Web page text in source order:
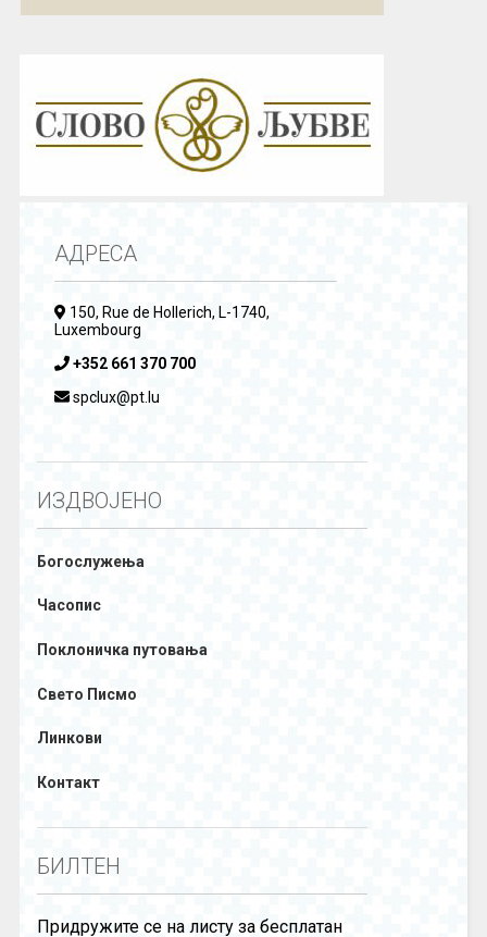
АДРЕСА
150, Rue de Hollerich, L-1740,
Luxembourg
+352 661 370 700
spclux@pt.lu
ИЗДВОЈЕНО
Богослужења
Часопис
Поклоничка путовања
Свето Писмо
Линкови
Контакт
БИЛТЕН
Придружите се на листу за бесплатан